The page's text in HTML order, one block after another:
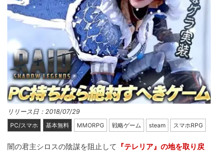
リリース日：2018/07/29
PC/スマホ 基本無料 MMORPG 戦略ゲーム steam スマホRPG
闇の君主シロスの陰謀を阻止して 『テレリア』の地を取り戻